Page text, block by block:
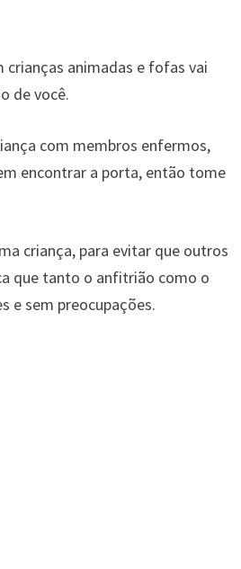
crianças animadas e fofas vai
de você.
com membros enfermos,
encontrar a porta, então tome
criança, para evitar que outros
que tanto o anfitrião como o
e sem preocupações.